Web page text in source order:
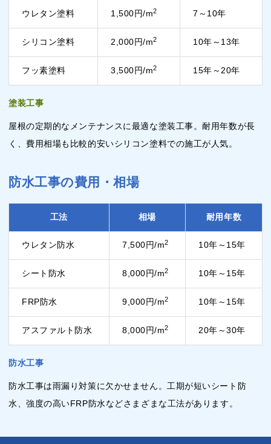
ウレタン塗料 1,500円/m2 7～10年
シリコン塗料 2,000円/m2 10年～13年
フッ素塗料 3,500円/m2 15年～20年
塗装工事
屋根の定期的なメンテナンスに最適な塗装工事。耐用年数が長
く、費用相場も比較的安いシリコン塗料での施工が人気。
防水工事の費用・相場
工法 相場 耐用年数
ウレタン防水 7,500円/m2 10年～15年
シート防水 8,000円/m2 10年～15年
FRP防水 9,000円/m2 10年～15年
アスファルト防水 8,000円/m2 20年～30年
防水工事
防水工事は雨漏り対策に欠かせません。工期が短いシート防
水、強度の高いFRP防水などさまざまな工法があります。